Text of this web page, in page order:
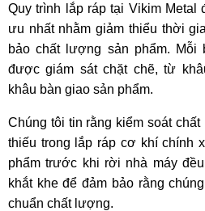
Quy trình lắp ráp tại Vikim Metal
ưu nhất nhằm giảm thiểu thời
bảo chất lượng sản phẩm. Mỗi
được giám sát chặt chẽ, từ
khâu bàn giao sản phẩm.
Chúng tôi tin rằng kiểm soát
thiếu trong lắp ráp cơ khí chính
phẩm trước khi rời nhà máy
khắt khe để đảm bảo rằng
chuẩn chất lượng.